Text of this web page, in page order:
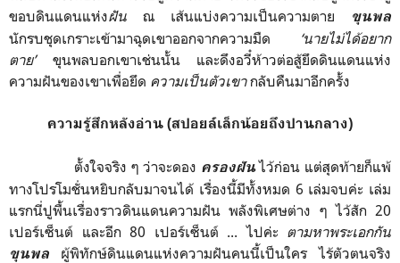
ขอบดินแดนแห่งฝัน ณ เส้นแบ่งความเป็นความตาย ขุนพล
นักรบชุดเกราะเข้ามาฉุดเขาออกจากความมืด ‘นายไม่ได้อยาก
ตาย’ขุนพลบอกเขาเช่นนั้น และดึงอวี๋ห้าวต่อสู้ยึดดินแดนแห่ง
ความฝันของเขาเพื่อยึด ความเป็นตัวเขากลับคืนมาอีกครั้ง
ความรู้สึกหลังอ่าน (สปอยล์เล็กน้อยถึงปานกลาง)
ตั้งใจจริง ๆ ว่าจะดอง ครองฝันไว้ก่อน แต่สุดท้ายก็แพ้
ทางโปรโมชั่นหยิบกลับมาจนได้ เรื่องนี้มีทั้งหมด 6 เล่มจบค่ะ เล่ม
แรกนี่ปูพื้นเรื่องราวดินแดนความฝัน พลังพิเศษต่าง ๆ ไว้สัก 20
เปอร์เซ็นต์ และอีก 80 เปอร์เซ็นต์ ... ไปค่ะ ตามหาพระเอกกัน
ขุนพล ผู้พิทักษ์ดินแดนแห่งความฝันคนนี้เป็นใคร ไร้ตัวตนจริง